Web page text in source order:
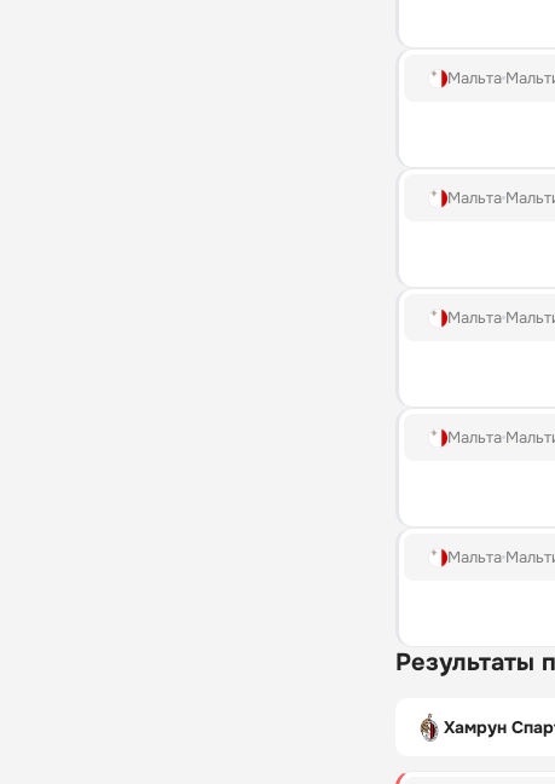
Мальта
Мальта
Мальта
Мальта
Мальта
Результаты
Хамрун